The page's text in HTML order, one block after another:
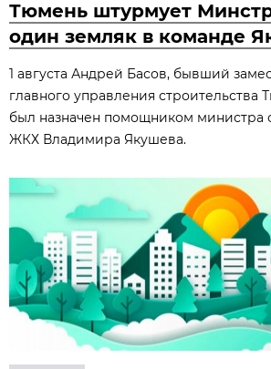
Тюмень штурмует
один земляк в команде
1 августа Андрей Басов, бывший
главного управления строительства
был назначен помощником министра
ЖКХ Владимира Якушева.